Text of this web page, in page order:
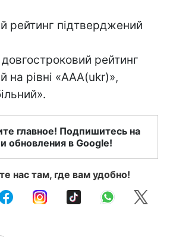
рейтинг підтверджений
рейтинг
на рівні «AAA(ukr)»,
главное! Подпишитесь на
обновления в Google!
нас там, где вам удобно!